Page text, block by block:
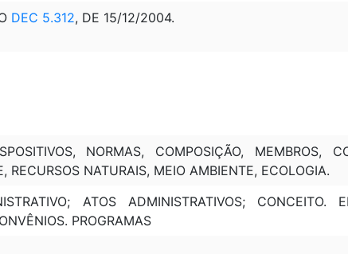
DEC 5.312, DE 15/12/2004.
NORMAS, COMPOSIÇÃO, MEMBROS,
RECURSOS NATURAIS, MEIO AMBIENTE, ECOLOGIA.
ATOS ADMINISTRATIVOS; CONCEITO.
PROGRAMAS